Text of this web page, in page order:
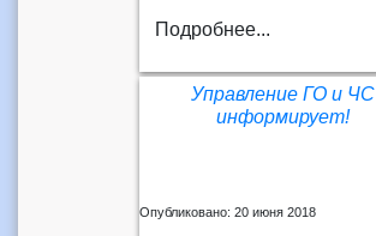
Подробнее...
Управление ГО и ЧС
информирует!
Опубликовано: 20 июня 2018